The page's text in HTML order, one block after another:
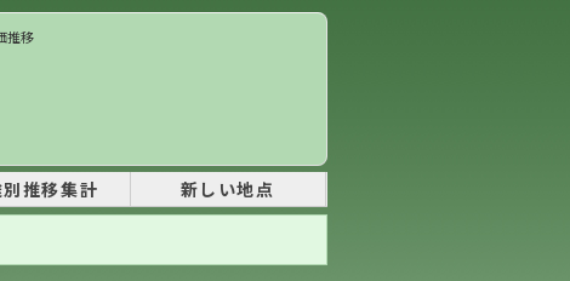
推移
推移集計 新しい地点